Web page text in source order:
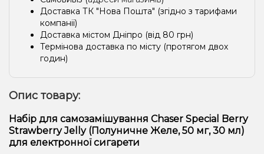
Доставка ТК "Нова Пошта" (згідно з тарифами
компанії)
Доставка містом Дніпро (від 80 грн)
Термінова доставка по місту (протягом двох
годин)
Опис товару:
Набір для самозамішування Chaser Special Berry
Strawberry Jelly (Полуничне Желе, 50 мг, 30 мл)
для електронної сигарети